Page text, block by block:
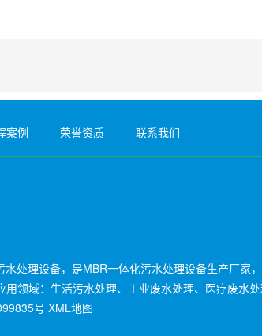
案例 荣誉资质 联系我们
处理设备，是MBR一体化污水处理设备生产厂家
领域：生活污水处理、工业废水处理、医疗废水
号 XML地图